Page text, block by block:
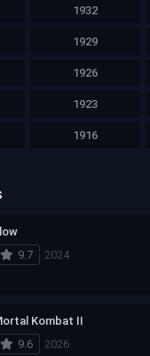
1932
1929
1926
1923
1916
9.7
2024
Kombat II
9.6
2026